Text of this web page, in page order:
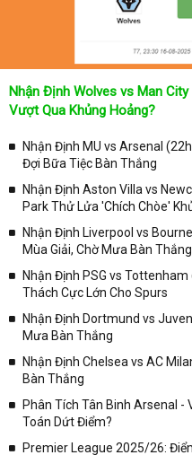
thường xuyên vào chuyên
để cập nhật thông
Lịch thi đấu được cập nhật
Tại Lịch Thi Đấu của chuyên
chóng và chính xác nhất thời
trong từng giải đấu như:
✓ Giải đấu bóng đá Ngoại hạng
✓ Giải bóng Cúp C1 Châu Âu;
✓ Giải VĐQG Tây Ban Nha;
✓ VĐQG Đức;
✓ VĐQG Pháp;
✓ Liên Đoàn Anh;
✓ U23 Châu Á;
✓ Euro 2020;
Nhận Định Wolves vs Man
Vượt Qua Khủng Hoảng?
Nhận Định MU vs Arsenal
Đợi Bữa Tiệc Bàn Thắng
Nhận Định Aston Villa vs
Park Thử Lửa 'Chích Chòe'
Nhận Định Liverpool vs
Mùa Giải, Chờ Mưa Bàn
Nhận Định PSG vs
Thách Cực Lớn Cho Spurs
Nhận Định Dortmund vs
Mưa Bàn Thắng
Nhận Định Chelsea vs AC
Bàn Thắng
Phân Tích Tân Binh Arsenal -
Toán Dứt Điểm?
Premier League 2025/26: